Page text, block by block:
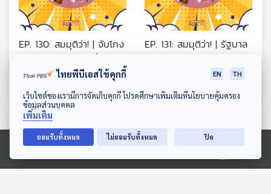
ดาวน์โหลด Thai PBS Podcast Application
Ⓒ 2020 องค์การกระจายเสียงและแพร่ภาพสาธารณะแห่งประเทศไทย
EP. 130: สมมุติว่า! | จับโกง
สอบข้าราชการท้องถิ่นไม่ได้
สมมุติว่า
EP. 131: สมมุติว่า! | รัฐบาล
ตอนที่เกี่ยวข้อง
ไทยพีบีเอสใช้คุกกี้ EN TH
เว็บไซต์ของเรามีการจัดเก็บคุกกี้ โปรดศึกษาเพิ่มเติมที่นโยบายคุ้มครอง
ข้อมูลส่วนบุคคล
เพิ่มเติม
ยอมรับทั้งหมด ไม่ยอมรับทั้งหมด ปิด